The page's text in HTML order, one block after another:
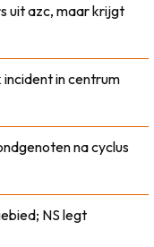
uit azc, maar krijgt
in centrum
na cyclus
NS legt